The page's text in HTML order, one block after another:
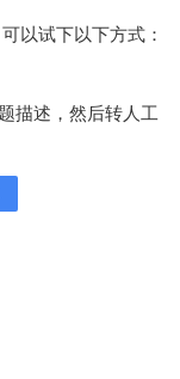
以试下以下方式：
描述，然后转人工